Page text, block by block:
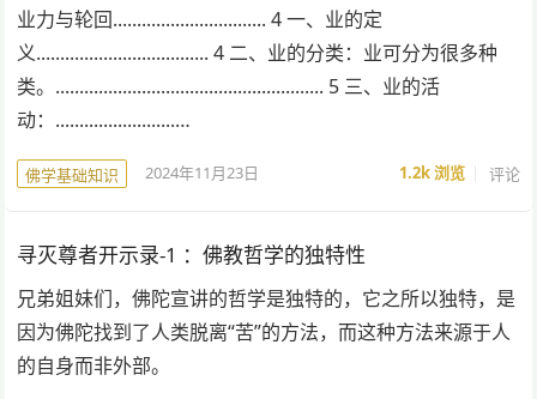
业力与轮回................................ 4 一、业的定
义.................................... 4 二、业的分类：业可分为很多种
类。........................................................ 5 三、业的活
动：.........................…
佛学基础知识 2024年11月23日 1.2k浏览 评论
寻灭尊者开示录-1 ：佛教哲学的独特性
兄弟姐妹们，佛陀宣讲的哲学是独特的，它之所以独特，是
因为佛陀找到了人类脱离“苦”的方法，而这种方法来源于人
的自身而非外部。